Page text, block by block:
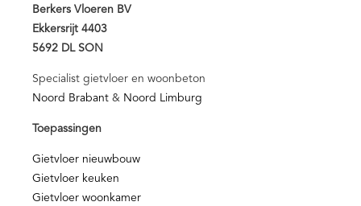
Berkers Vloeren BV
Ekkersrijt 4403
5692 DL SON
Specialist gietvloer en woonbeton
Noord Brabant & Noord Limburg
Toepassingen
Gietvloer nieuwbouw
Gietvloer keuken
Gietvloer woonkamer